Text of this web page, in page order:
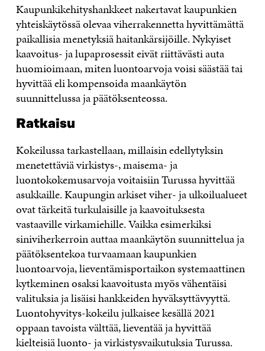
Kaupunkikehityshankkeet nakertavat kaupunkien
yhteiskäytössä olevaa viherrakennetta hyvittämättä
paikallisia menetyksiä haitankärsijöille. Nykyiset
kaavoitus- ja lupaprosessit eivät riittävästi auta
huomioimaan, miten luontoarvoja voisi säästää tai
hyvittää eli kompensoida maankäytön
suunnittelussa ja päätöksenteossa.
Ratkaisu
Kokeilussa tarkastellaan, millaisin edellytyksin
menetettäviä virkistys-, maisema- ja
luontokokemusarvoja voitaisiin Turussa hyvittää
asukkaille. Kaupungin arkiset viher- ja ulkoilualueet
ovat tärkeitä turkulaisille ja kaavoituksesta
vastaaville virkamiehille. Vaikka esimerkiksi
siniviherkerroin auttaa maankäytön suunnittelua ja
päätöksentekoa turvaamaan kaupunkien
luontoarvoja, lieventämisportaikon systemaattinen
kytkeminen osaksi kaavoitusta myös vähentäisi
valituksia ja lisäisi hankkeiden hyväksyttävyyttä.
Luontohyvitys-kokeilu julkaisee kesällä 2021
oppaan tavoista välttää, lieventää ja hyvittää
kielteisiä luonto- ja virkistysvaikutuksia Turussa.